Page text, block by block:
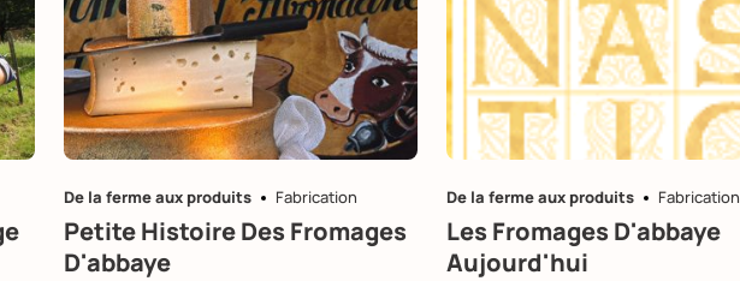
De la ferme aux produits Fabrication
Petite Histoire Des Fromages
D'abbaye
De la ferme aux produits Fabrication
Les Fromages D'abbaye
Aujourd'hui